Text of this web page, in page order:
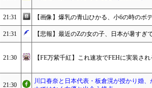
21:31 【画像】爆乳の青山ひかる、小6の時のボ
21:31 【悲報】最近のZの女の子、日本が暑すぎ
21:30 【FE万紫千紅】これ速攻でFEHに実装され
21:30
川口春奈と日本代表・板倉滉が授かり婚